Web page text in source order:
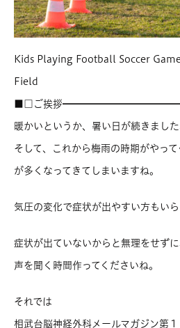
Kids Playing Football Soccer
Field
■□ご挨拶
暖かいというか、暑い日が続きました
そして、これから梅雨の時期がやっ
が多くなってきてしまいますね。
気圧の変化で症状が出やすい方もいら
症状が出ていないからと無理をせず
声を聞く時間作ってくださいね。
それでは
相武台脳神経外科メールマガジン第